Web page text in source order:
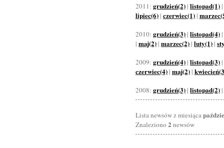
2011: grudzień(2) | listopad(1) |
lipiec(6) | czerwiec(1) |
2010: grudzień(3) | listopad(4) |
| maj(2) | marzec(2) | luty(1) |
2009: grudzień(4) | listopad(3) |
czerwiec(4) | maj(2) |
2008: grudzień(3) | listopad(2) |
Lista newsów z miesiąca
Znaleziono 2 newsów